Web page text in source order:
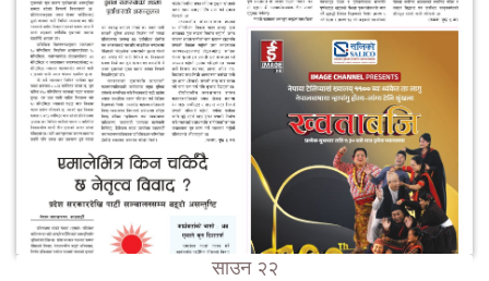
साउन २२